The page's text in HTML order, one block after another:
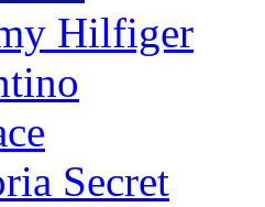
Hilfiger
Secret